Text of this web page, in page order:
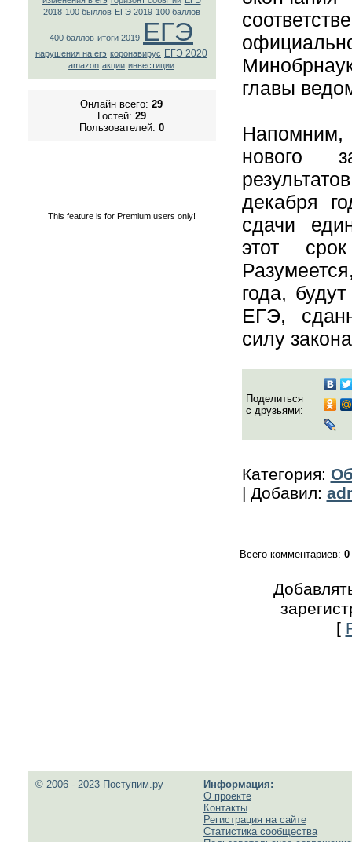
2018 100 быллов ЕГЭ 2019 100 баллов
400 баллов итоги 2019 ЕГЭ
нарушения на егэ коронавирус ЕГЭ 2020
amazon акции инвестиции
Онлайн всего: 29
Гостей: 29
Пользователей: 0
This feature is for Premium users only!
главы
нового
декабря
сдачи
этот
года,
ЕГЭ,
силу
Поделиться
с друзьями:
Категория:
| Добавил:
Всего комментариев: 0
[
© 2006 - 2023 Поступим.ру
Информация:
О проекте
Контакты
Регистрация на сайте
Статистика сообщества